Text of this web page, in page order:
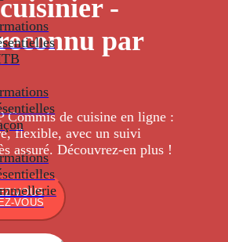
-
par
Commis de cuisine en ligne :
flexible, avec un suivi
assuré. Découvrez-en plus !
VOUS
VOUS